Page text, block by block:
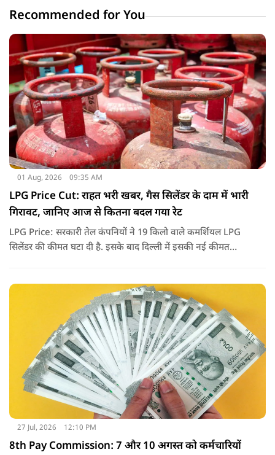
Recommended for You
01 Aug, 2026 09:35 AM
LPG Price Cut: राहत भरी खबर, गैस सिलेंडर के दाम में भारी
गिरावट, जानिए आज से कितना बदल गया रेट
LPG Price: सरकारी तेल कंपनियों ने 19 किलो वाले कमर्शियल LPG
सिलेंडर की कीमत घटा दी है. इसके बाद दिल्ली में इसकी नई कीमत
27 Jul, 2026 12:10 PM
8th Pay Commission: 7 और 10 अगस्त को कर्मचारियों